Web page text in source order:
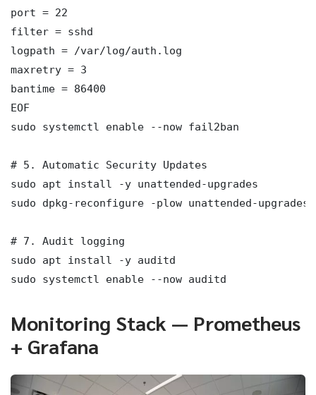
port = 22
filter = sshd
logpath = /var/log/auth.log
maxretry = 3
bantime = 86400
EOF
sudo systemctl enable --now fail2ban
# 5. Automatic Security Updates
sudo apt install -y unattended-upgrades
sudo dpkg-reconfigure -plow unattended-upgrades
# 7. Audit logging
sudo apt install -y auditd
sudo systemctl enable --now auditd
Monitoring Stack — Prometheus
+ Grafana